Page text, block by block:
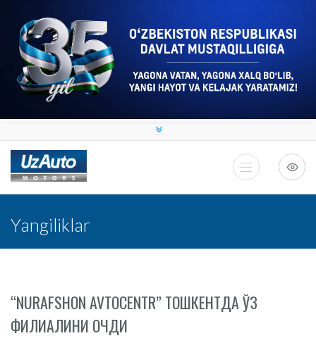
Yangiliklar
“NURAFSHON AVTOCENTR” ТОШКЕНТДА ЎЗ
ФИЛИАЛИНИ ОЧДИ